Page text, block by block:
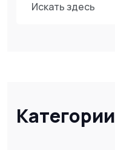
Категории